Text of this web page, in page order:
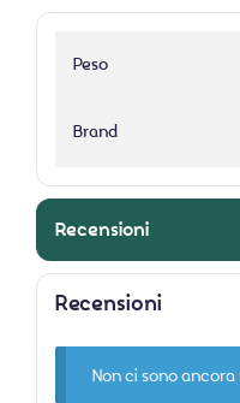
Peso
Brand
Recensioni
Recensioni
Non ci sono